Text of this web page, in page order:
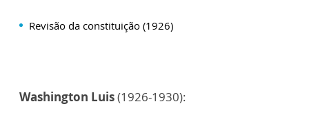
Revisão da constituição (1926)
Washington Luis(1926-1930):